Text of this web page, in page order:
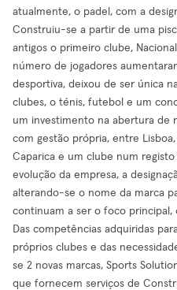
atualmente, o padel, com a
Construiu-se a partir de uma
antigos o primeiro clube,
número de jogadores
desportiva, deixou de ser única
clubes, o ténis, futebol e um
um investimento na abertura de
com gestão própria, entre
Caparica e um clube num
evolução da empresa, a
alterando-se o nome da marca
continuam a ser o foco principal,
Das competências adquiridas
próprios clubes e das
se 2 novas marcas, Sports
que fornecem serviços de